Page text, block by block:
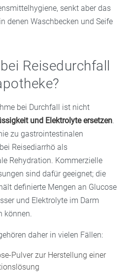
senkt aber das
denen Waschbecken und Seife
Reisedurchfall
bei Durchfall ist nicht
und Elektrolyte ersetzen.
zu gastrointestinalen
Reisediarrhö als
Rehydration. Kommerzielle
sind dafür geeignet; die
definierte Mengen an Glucose
und Elektrolyte im Darm
können.
daher in vielen Fällen:
Pulver zur Herstellung einer